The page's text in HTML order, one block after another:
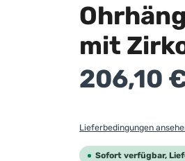
mit
Regulärer Preis:
206,10
Lieferbedingungen
Sofort verfügbar,